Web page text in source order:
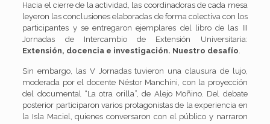
Hacia el cierre de la actividad, las coordinadoras de cada mesa
leyeron las conclusiones elaboradas de forma colectiva con los
participantes y se entregaron ejemplares del libro de las III
Jornadas de Intercambio de Extensión Universitaria:
Extensión, docencia e investigación. Nuestro desafío.
Sin embargo, las V Jornadas tuvieron una clausura de lujo,
moderada por el docente Néstor Manchini, con la proyección
del documental “La otra orilla”, de Alejo Moñino. Del debate
posterior participaron varios protagonistas de la experiencia en
la Isla Maciel, quienes conversaron con el público y narraron